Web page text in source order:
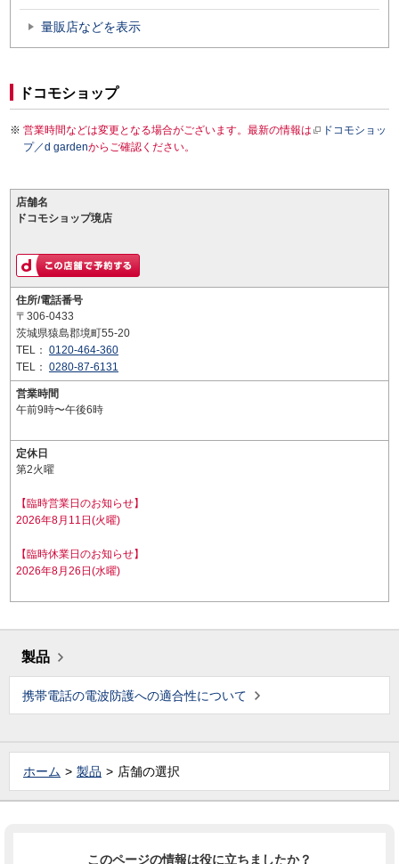
量販店などを表示
ドコモショップ
営業時間などは変更となる場合がございます。最新の情報は
ドコモショッ
プ／d gardenからご確認ください。
店舗名
ドコモショップ境店
住所/電話番号
〒306-0433
茨城県猿島郡境町55-20
TEL： 0120-464-360
TEL： 0280-87-6131
営業時間
午前9時〜午後6時
定休日
第2火曜
【臨時営業日のお知らせ】
2026年8月11日(火曜)
【臨時休業日のお知らせ】
2026年8月26日(水曜)
製品
携帯電話の電波防護への適合性について
ホーム 製品 店舗の選択
このページの情報は役に立ちましたか？